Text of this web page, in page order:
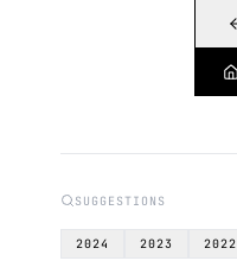
SUGGESTIONS
2024 2023 2022